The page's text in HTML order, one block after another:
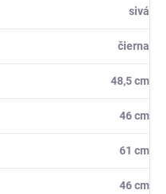
sivá
čierna
48,5 cm
46 cm
61 cm
46 cm